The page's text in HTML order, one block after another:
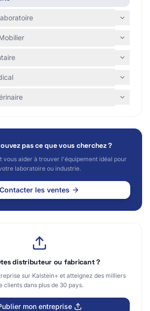
pas ce que vous cherchez ?
vous aider à trouver l'équipement idéal pour
laboratoire ou industrie.
Contacter les ventes
distributeur ou fabricant ?
sur Kalstein+ et atteignez des milliers
clients dans plus de 30 pays.
mon entreprise